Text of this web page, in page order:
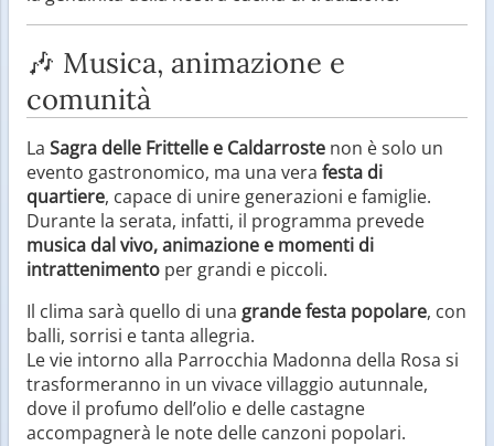
🎶 Musica, animazione e
comunità
La Sagra delle Frittelle e Caldarroste non è solo un
evento gastronomico, ma una vera festa di
quartiere, capace di unire generazioni e famiglie.
Durante la serata, infatti, il programma prevede
musica dal vivo, animazione e momenti di
intrattenimento per grandi e piccoli.
Il clima sarà quello di una grande festa popolare, con
balli, sorrisi e tanta allegria.
Le vie intorno alla Parrocchia Madonna della Rosa si
trasformeranno in un vivace villaggio autunnale,
dove il profumo dell’olio e delle castagne
accompagnerà le note delle canzoni popolari.